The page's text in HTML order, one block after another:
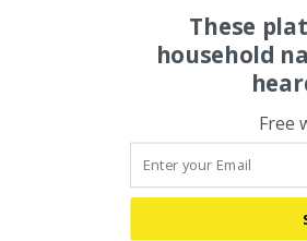
These
household
Free